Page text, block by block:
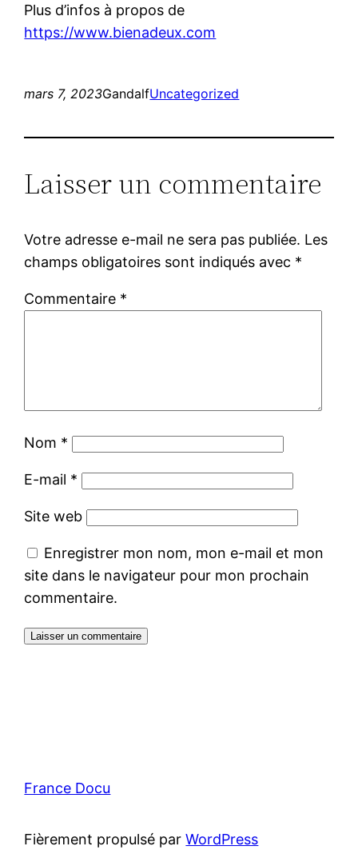
Plus d’infos à propos de
https://www.bienadeux.com
mars 7, 2023GandalfUncategorized
Laisser un commentaire
Votre adresse e-mail ne sera pas publiée. Les
champs obligatoires sont indiqués avec *
Commentaire *
Nom *
E-mail *
Site web
Enregistrer mon nom, mon e-mail et mon
site dans le navigateur pour mon prochain
commentaire.
France Docu
Fièrement propulsé parWordPress